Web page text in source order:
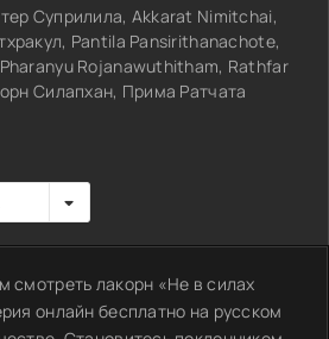
Суприлила, Akkarat Nimitchai,
Pantila Pansirithanachote,
Rojanawuthitham, Rathfar
Силапхан, Прима Ратчата
смотреть лакорн «Не в силах
онлайн бесплатно на русском